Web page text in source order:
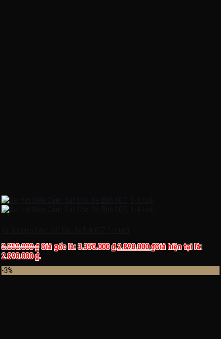
3.350.000₫ Giá gốc là: 3.350.000 ₫.2.890.000₫Giá hiện tại là:
2.890.000 ₫.
-3%